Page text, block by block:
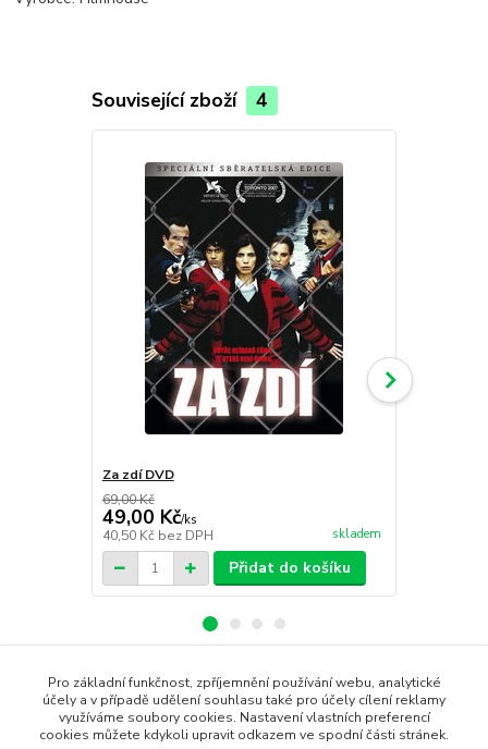
Související zboží 4
Za zdí DVD
69,00 Kč
49,00 Kč/ks
40,50 Kč bez DPH skladem
Přidat do košíku
Zboží zařazeno v kategoriích
DVD filmy
Pro základní funkčnost, zpříjemnění používání webu, analytické
účely a v případě udělení souhlasu také pro účely cílení reklamy
využíváme soubory cookies. Nastavení vlastních preferencí
cookies můžete kdykoli upravit odkazem ve spodní části stránek.